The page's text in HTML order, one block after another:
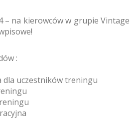
– na kierowców w grupie Vintage
:
dla uczestników treningu